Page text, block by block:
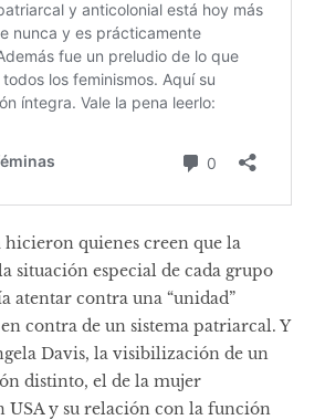
hicieron quienes creen que la
situación especial de cada grupo
atentar contra una “unidad”
contra de un sistema patriarcal. Y
Davis, la visibilización de un
distinto, el de la mujer
USA y su relación con la función